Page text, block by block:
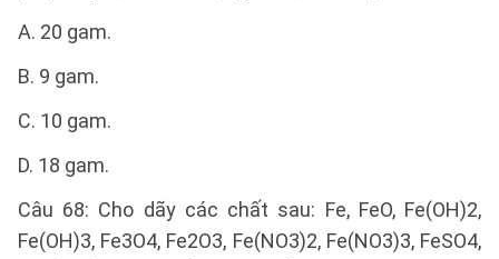
A. 20 gam.
B. 9 gam.
C. 10 gam.
D. 18 gam.
Câu 68: Cho dãy các chất sau: Fe, FeO, Fe(OH)2,
Fe(OH)3, Fe3O4, Fe2O3, Fe(NO3)2, Fe(NO3)3, FeSO4,